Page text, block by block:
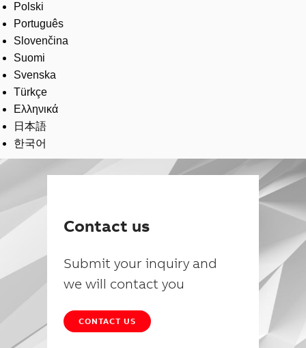
Polski
Português
Slovenčina
Suomi
Svenska
Türkçe
Ελληνικά
日本語
한국어
Contact us
Submit your inquiry and
we will contact you
CONTACT US